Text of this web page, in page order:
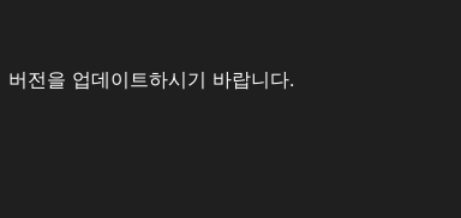
전을 업데이트하시기 바랍니다.